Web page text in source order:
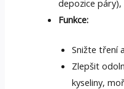
depozice páry),
Funkce:
Snižte tření
Zlepšit
kyseliny,